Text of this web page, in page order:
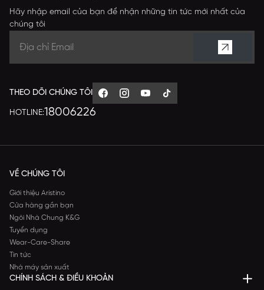
Hãy nhập email của bạn để nhận những tin tức mới nhất của
chúng tôi
THEO DÕI CHÚNG TÔI
HOTLINE:18006226
VỀ CHÚNG TÔI
Giới thiệu Aristino
Cửa hàng gần bạn
Ngôi Nhà Chung K&G
Tuyển dụng
Wear-Care-Share
Tin tức
Nhà máy sản xuất
CHÍNH SÁCH & ĐIỀU KHOẢN